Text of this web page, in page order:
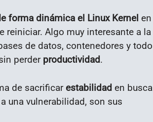
forma dinámica el Linux Kernel en
reiniciar. Algo muy interesante a la
de datos, contenedores y todo
perder productividad.
de sacrificarestabilidad en busca
una vulnerabilidad, son sus